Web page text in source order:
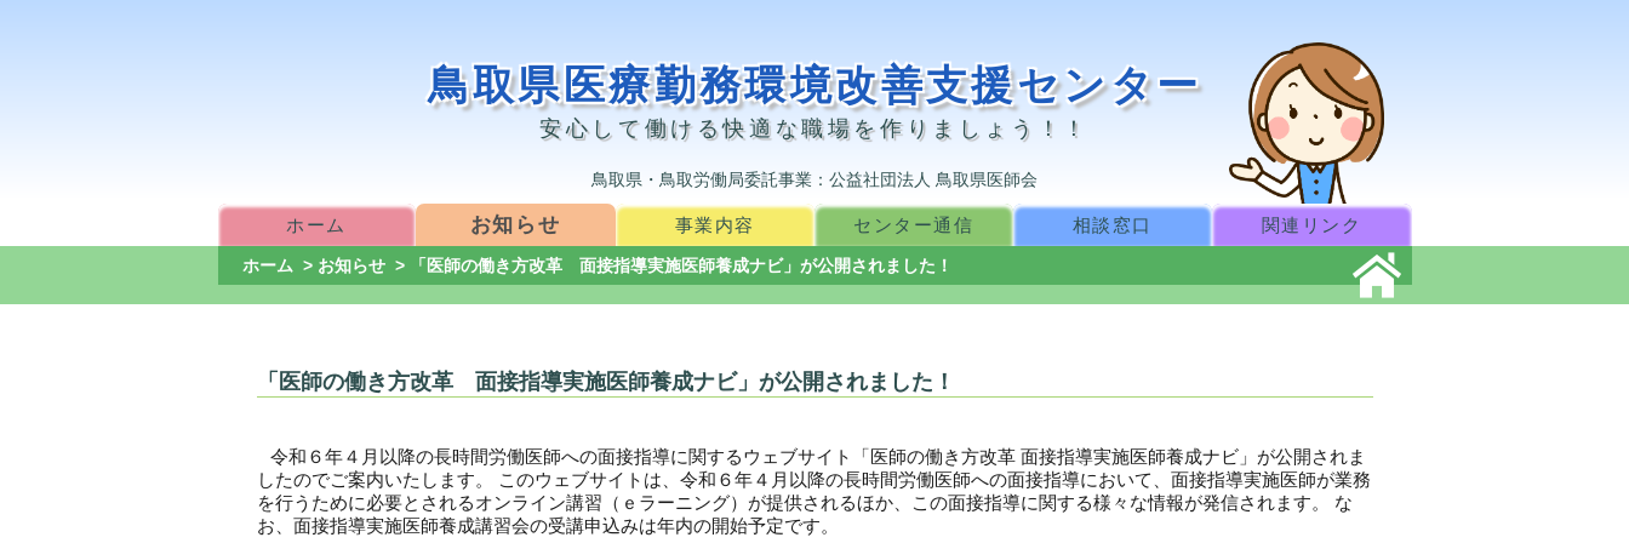
鳥取県医療勤務環境改善支援センター
安心して働ける快適な職場を作りましょう！！
鳥取県・鳥取労働局委託事業：公益社団法人 鳥取県医師会
ホーム お知らせ 事業内容 センター通信 相談窓口 関連リンク
ホーム > お知らせ > 「医師の働き方改革 面接指導実施医師養成ナビ」が公開されました！
「医師の働き方改革 面接指導実施医師養成ナビ」が公開されました！
令和６年４月以降の長時間労働医師への面接指導に関するウェブサイト「医師の働き方改革 面接指導実施医師養成ナビ」が公開されま
したのでご案内いたします。 このウェブサイトは、令和６年４月以降の長時間労働医師への面接指導において、面接指導実施医師が業務
を行うために必要とされるオンライン講習（ｅラーニング）が提供されるほか、この面接指導に関する様々な情報が発信されます。 な
お、面接指導実施医師養成講習会の受講申込みは年内の開始予定です。